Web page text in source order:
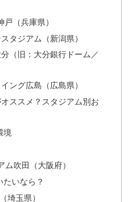
（兵庫県）
タジアム（新潟県）
（旧：大分銀行ドーム／
ング広島（広島県）
ススメ？スタジアム別お
境
吹田（大阪府）
たいなら？
埼玉県）